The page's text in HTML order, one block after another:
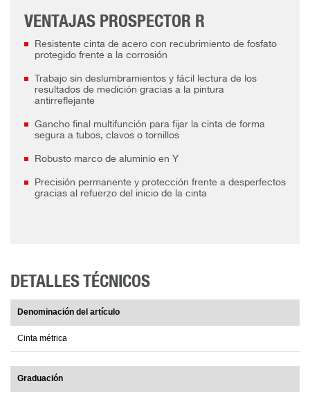
VENTAJAS PROSPECTOR R
Resistente cinta de acero con recubrimiento de fosfato
protegido frente a la corrosión
Trabajo sin deslumbramientos y fácil lectura de los
resultados de medición gracias a la pintura
antirreflejante
Gancho final multifunción para fijar la cinta de forma
segura a tubos, clavos o tornillos
Robusto marco de aluminio en Y
Precisión permanente y protección frente a desperfectos
gracias al refuerzo del inicio de la cinta
DETALLES TÉCNICOS
Denominación del artículo
Cinta métrica
Graduación